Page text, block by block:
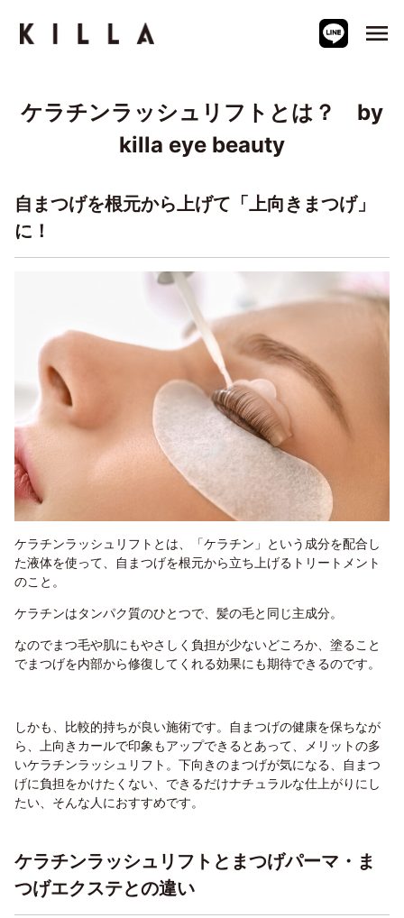
menu
ケラチンラッシュリフトとは？ by
killa eye beauty
自まつげを根元から上げて「上向きまつげ」
に！
ケラチンラッシュリフトとは、「ケラチン」という成分を配合し
た液体を使って、自まつげを根元から立ち上げるトリートメント
のこと。
ケラチンはタンパク質のひとつで、髪の毛と同じ主成分。
なのでまつ毛や肌にもやさしく負担が少ないどころか、塗ること
でまつげを内部から修復してくれる効果にも期待できるのです。
しかも、比較的持ちが良い施術です。
自まつげの健康を保ちなが
ら、上向きカールで印象もアップできるとあって、メリットの多
いケラチンラッシュリフト。下向きのまつげが気になる、自まつ
げに負担をかけたくない、できるだけナチュラルな仕上がりにし
たい、そんな人におすすめです。
ケラチンラッシュリフトとまつげパーマ・ま
つげエクステとの違い